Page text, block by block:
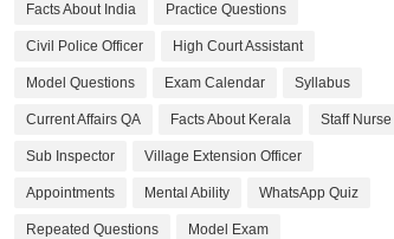
Facts About India Practice Questions
Civil Police Officer High Court Assistant
Model Questions Exam Calendar Syllabus
Current Affairs QA Facts About Kerala Staff Nurse
Sub Inspector Village Extension Officer
Appointments Mental Ability WhatsApp Quiz
Repeated Questions Model Exam